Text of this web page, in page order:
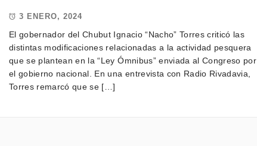
3 ENERO, 2024
El gobernador del Chubut Ignacio “Nacho” Torres criticó las
distintas modificaciones relacionadas a la actividad pesquera
que se plantean en la “Ley Ómnibus” enviada al Congreso por
el gobierno nacional. En una entrevista con Radio Rivadavia,
Torres remarcó que se […]